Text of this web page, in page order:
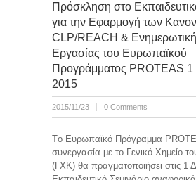
Πρόσκληση στο
για την Εφαρμογή των
CLP/REACH &
Εργασίας του Ευρωπαϊκού
Προγράμματος PROTEAS 1
2015
2015/11/23 0 Comments
Tο Ευρωπαϊκό Πρόγραμμα
συνεργασία με το Γενικό Χημείο
(ΓΧΚ) θα πραγματοποιήσει στις 1